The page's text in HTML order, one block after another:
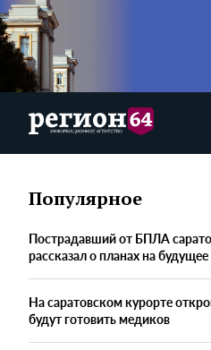
Популярное
Пострадавший от БПЛА
рассказал о планах на будущее
На саратовском курорте
будут готовить медиков